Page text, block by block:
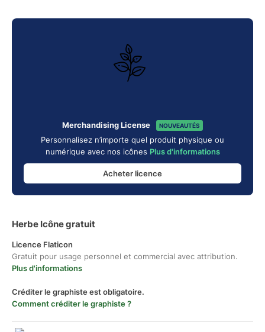
Merchandising License NOUVEAUTÉS
Personnalisez n’importe quel produit physique ou
numérique avec nos icônes Plus d'informations
Acheter licence
Herbe Icône gratuit
Licence Flaticon
Gratuit pour usage personnel et commercial avec attribution.
Plus d'informations
Créditer le graphiste est obligatoire.
Comment créditer le graphiste ?